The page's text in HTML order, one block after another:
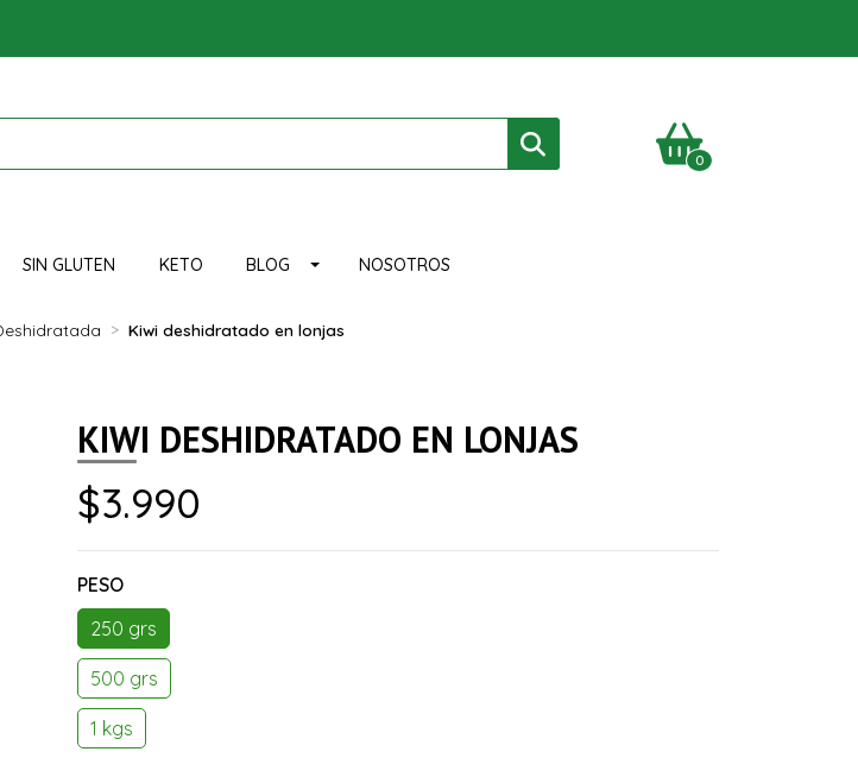
0
SIN GLUTEN KETO BLOG NOSOTROS
Kiwi deshidratado en lonjas
KIWI DESHIDRATADO EN LONJAS
$3.990
PESO
250 grs
500 grs
1 kgs